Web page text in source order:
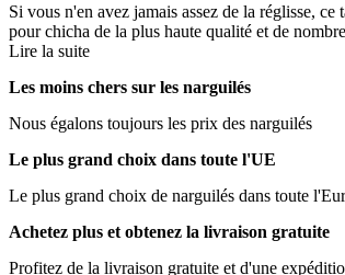
Si vous n'en avez jamais assez de la réglisse,
pour chicha de la plus haute qualité et de
Lire la suite
Les moins chers sur les narguilés
Nous égalons toujours les prix des narguilés
Le plus grand choix dans toute l'UE
Le plus grand choix de narguilés dans toute
Achetez plus et obtenez la livraison gratuite
Profitez de la livraison gratuite et d'une